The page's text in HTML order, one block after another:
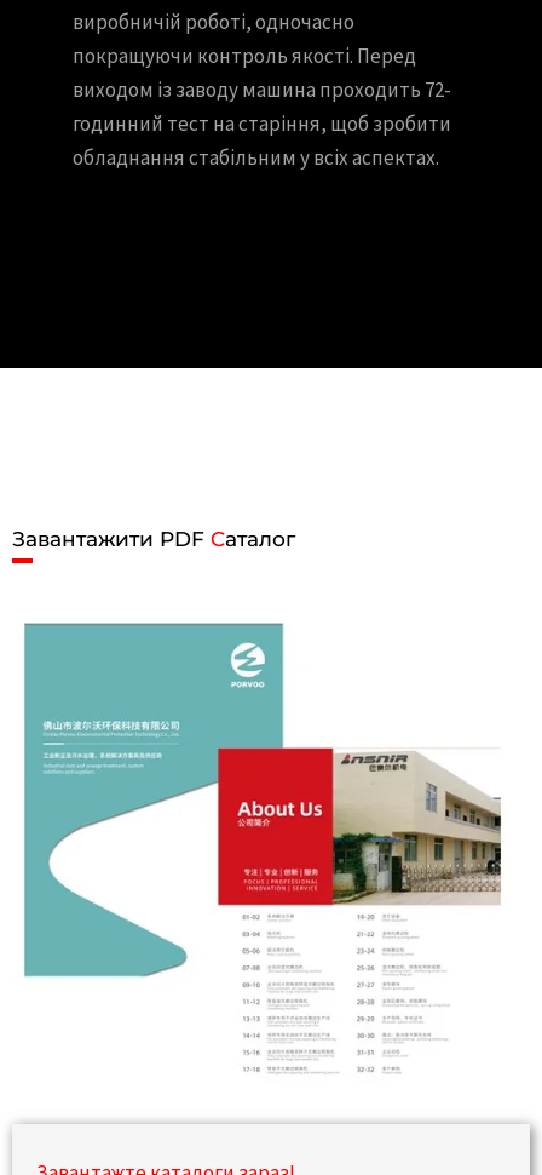
виробничій роботі, одночасно
покращуючи контроль якості. Перед
виходом із заводу машина проходить 72-
годинний тест на старіння, щоб зробити
обладнання стабільним у всіх аспектах.
Завантажити PDF Cаталог